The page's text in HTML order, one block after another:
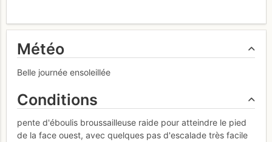
Météo
Belle journée ensoleillée
Conditions
pente d'éboulis broussailleuse raide pour atteindre le pied
de la face ouest, avec quelques pas d'escalade très facile